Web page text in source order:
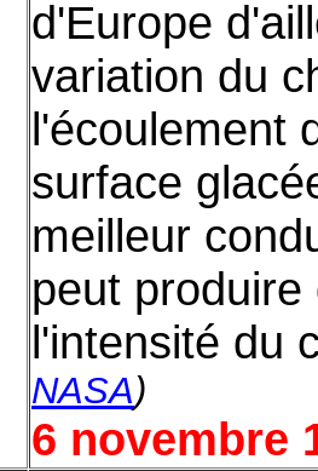
d'Europe
variation du
l'écoulement
surface
meilleur
peut
l'intensité du
NASA)
6 novembre